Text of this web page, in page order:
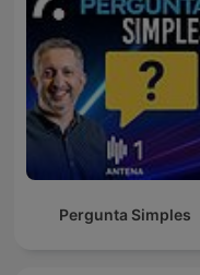
Pergunta Simples